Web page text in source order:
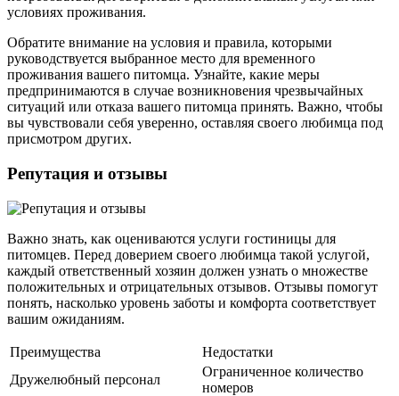
условиях проживания.
Обратите внимание на условия и правила, которыми
руководствуется выбранное место для временного
проживания вашего питомца. Узнайте, какие меры
предпринимаются в случае возникновения чрезвычайных
ситуаций или отказа вашего питомца принять. Важно, чтобы
вы чувствовали себя уверенно, оставляя своего любимца под
присмотром других.
Репутация и отзывы
Важно знать, как оцениваются услуги гостиницы для
питомцев. Перед доверием своего любимца такой услугой,
каждый ответственный хозяин должен узнать о множестве
положительных и отрицательных отзывов. Отзывы помогут
понять, насколько уровень заботы и комфорта соответствует
вашим ожиданиям.
Преимущества
Недостатки
Дружелюбный персонал
Ограниченное количество
номеров